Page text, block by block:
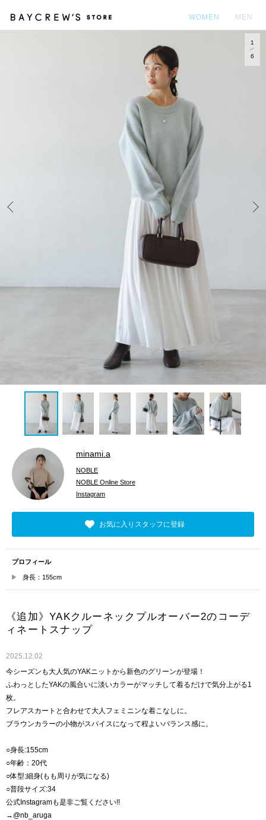
WOMEN MEN
1
6
minami.a
NOBLE
NOBLE Online Store
Instagram
お気に入りスタッフに登録
プロフィール
身長：155cm
《追加》YAKクルーネックプルオーバー2のコーデ
ィネートスナップ
2025.12.02
今シーズンも大人気のYAKニットから新色のグリーンが登場！
ふわっとしたYAKの風合いに淡いカラーがマッチして着るだけで気分上がる1
枚。
フレアスカートと合わせて大人フェミニンな着こなしに。
ブラウンカラーの小物がスパイスになって程よいバランス感に。
○身長:155cm
○年齢：20代
○体型:細身(もも周りが気になる)
○普段サイズ:34
公式Instagramも是非ご覧ください!!
→@nb_aruga